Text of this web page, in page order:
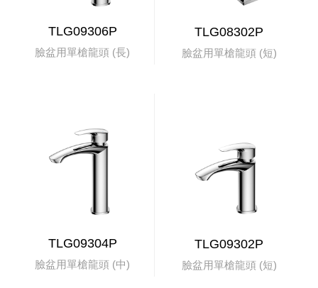
TLG09306P
臉盆用單槍龍頭 (長)
TLG08302P
臉盆用單槍龍頭 (短)
TLG09304P
臉盆用單槍龍頭 (中)
TLG09302P
臉盆用單槍龍頭 (短)